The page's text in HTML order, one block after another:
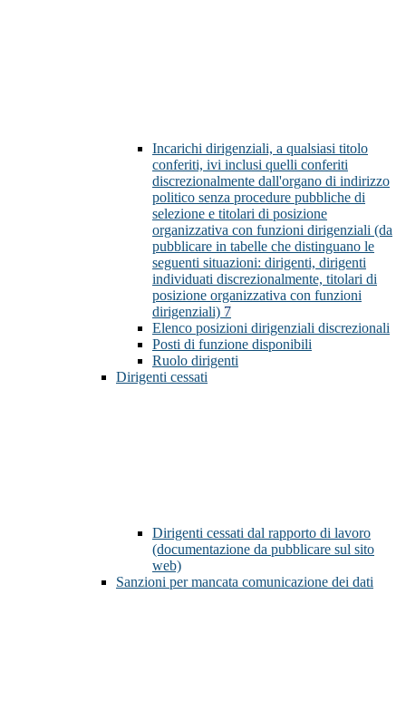
Incarichi dirigenziali, a qualsiasi titolo
conferiti, ivi inclusi quelli conferiti
discrezionalmente dall'organo di indirizzo
politico senza procedure pubbliche di
selezione e titolari di posizione
organizzativa con funzioni dirigenziali (da
pubblicare in tabelle che distinguano le
seguenti situazioni: dirigenti, dirigenti
individuati discrezionalmente, titolari di
posizione organizzativa con funzioni
dirigenziali) 7
Elenco posizioni dirigenziali discrezionali
Posti di funzione disponibili
Ruolo dirigenti
Dirigenti cessati
Dirigenti cessati dal rapporto di lavoro
(documentazione da pubblicare sul sito
web)
Sanzioni per mancata comunicazione dei dati